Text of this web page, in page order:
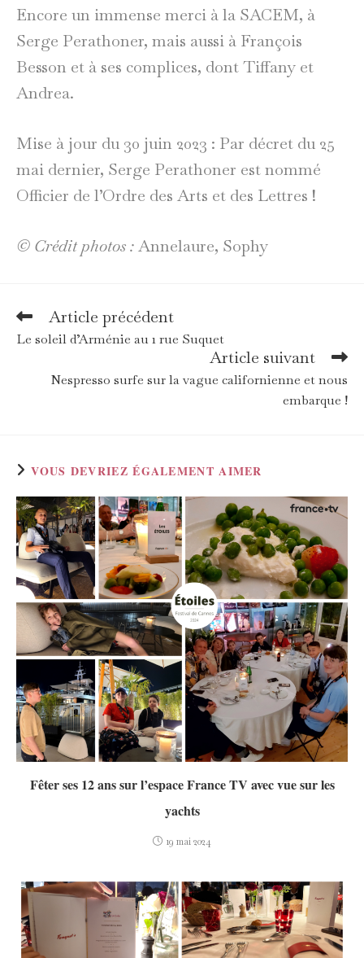
Encore un immense merci à la SACEM, à
Serge Perathoner, mais aussi à François
Besson et à ses complices, dont Tiffany et
Andrea.
Mise à jour du 30 juin 2023 : Par décret du 25
mai dernier, Serge Perathoner est nommé
Officier de l’Ordre des Arts et des Lettres !
© Crédit photos :Annelaure, Sophy
Read
more
articles
Article précédent
Le soleil d’Arménie au 1 rue Suquet
Article suivant
Nespresso surfe sur la vague californienne et nous
embarque !
VOUS DEVRIEZ ÉGALEMENT AIMER
Fêter ses 12 ans sur l’espace France TV avec vue sur les
yachts
19 mai 2024